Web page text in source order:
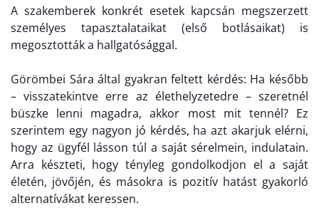
A szakemberek konkrét esetek kapcsán megszerzett
személyes tapasztalataikat (első botlásaikat) is
megosztották a hallgatósággal.
Görömbei Sára által gyakran feltett kérdés: Ha később
– visszatekintve erre az élethelyzetedre – szeretnél
büszke lenni magadra, akkor most mit tennél? Ez
szerintem egy nagyon jó kérdés, ha azt akarjuk elérni,
hogy az ügyfél lásson túl a saját sérelmein, indulatain.
Arra készteti, hogy tényleg gondolkodjon el a saját
életén, jövőjén, és másokra is pozitív hatást gyakorló
alternatívákat keressen.